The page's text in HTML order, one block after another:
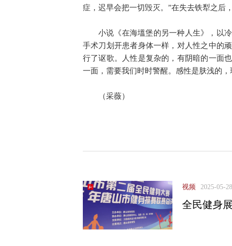
症，迟早会把一切毁灭。”在失去铁犁之后
小说《在海塭堡的另一种人生》，以
手术刀划开患者身体一样，对人性之中的
行了讴歌。人性是复杂的，有阴暗的一面
一面，需要我们时时警醒。感性是肤浅的，
（采薇）
视频 2025-05-28
全民健身